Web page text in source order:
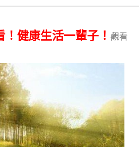
健康生活一輩子！ 觀看